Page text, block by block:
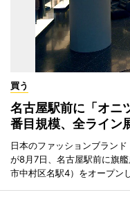
買う
名古屋駅前に「オ
番目規模、全ライン
日本のファッションブラン
が8月7日、名古屋駅前に旗
市中村区名駅4）をオープンし